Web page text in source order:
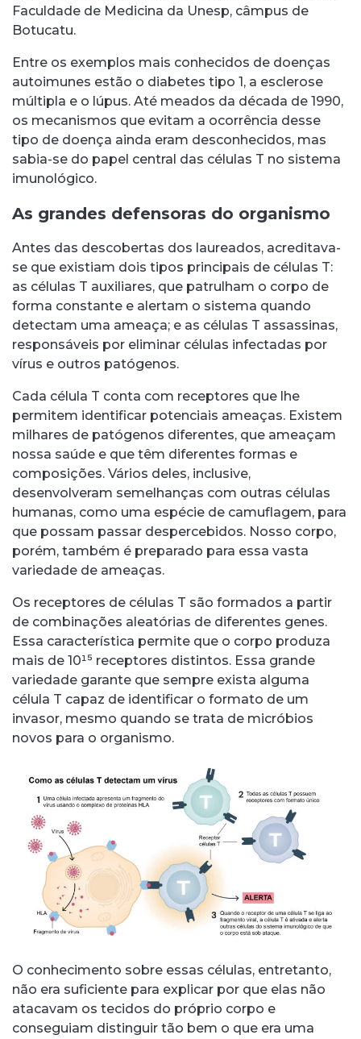
Faculdade de Medicina da Unesp, câmpus de
Botucatu.
Entre os exemplos mais conhecidos de doenças
autoimunes estão o diabetes tipo 1, a esclerose
múltipla e o lúpus. Até meados da década de 1990,
os mecanismos que evitam a ocorrência desse
tipo de doença ainda eram desconhecidos, mas
sabia-se do papel central das células T no sistema
imunológico.
As grandes defensoras do organismo
Antes das descobertas dos laureados, acreditava-
se que existiam dois tipos principais de células T:
as células T auxiliares, que patrulham o corpo de
forma constante e alertam o sistema quando
detectam uma ameaça; e as células T assassinas,
responsáveis por eliminar células infectadas por
vírus e outros patógenos.
Cada célula T conta com receptores que lhe
permitem identificar potenciais ameaças. Existem
milhares de patógenos diferentes, que ameaçam
nossa saúde e que têm diferentes formas e
composições. Vários deles, inclusive,
desenvolveram semelhanças com outras células
humanas, como uma espécie de camuflagem, para
que possam passar despercebidos. Nosso corpo,
porém, também é preparado para essa vasta
variedade de ameaças.
Os receptores de células T são formados a partir
de combinações aleatórias de diferentes genes.
Essa característica permite que o corpo produza
mais de 10¹⁵ receptores distintos. Essa grande
variedade garante que sempre exista alguma
célula T capaz de identificar o formato de um
invasor, mesmo quando se trata de micróbios
novos para o organismo.
O conhecimento sobre essas células, entretanto,
não era suficiente para explicar por que elas não
atacavam os tecidos do próprio corpo e
conseguiam distinguir tão bem o que era uma